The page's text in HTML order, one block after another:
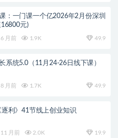
：一门课一个亿2026年2月份深圳
元)
6 月前 1.9K 49.9
系统5.0（11月24-26日线下课）
8 月前 1.7K 49.9
利》41节线上创业知识
11 月前 2.0K 19.9